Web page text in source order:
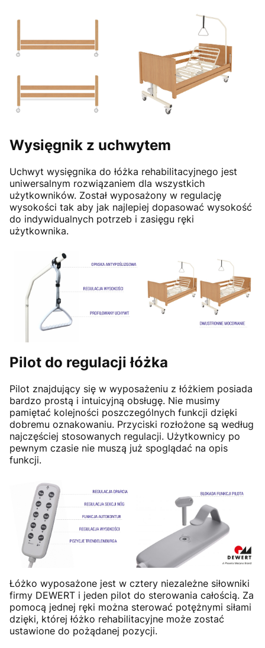
Wysięgnik z uchwytem
Uchwyt wysięgnika do łóżka rehabilitacyjnego jest
uniwersalnym rozwiązaniem dla wszystkich
użytkowników. Został wyposażony w regulację
wysokości tak aby jak najlepiej dopasować wysokość
do indywidualnych potrzeb i zasięgu ręki
użytkownika.
Pilot do regulacji łóżka
Pilot znajdujący się w wyposażeniu z łóżkiem posiada
bardzo prostą i intuicyjną obsługę. Nie musimy
pamiętać kolejności poszczególnych funkcji dzięki
dobremu oznakowaniu. Przyciski rozłożone są według
najczęściej stosowanych regulacji. Użytkownicy po
pewnym czasie nie muszą już spoglądać na opis
funkcji.
Łóżko wyposażone jest w cztery niezależne siłowniki
firmy DEWERT i jeden pilot do sterowania całością. Za
pomocą jednej ręki można sterować potężnymi siłami
dzięki, której łóżko rehabilitacyjne może zostać
ustawione do pożądanej pozycji.